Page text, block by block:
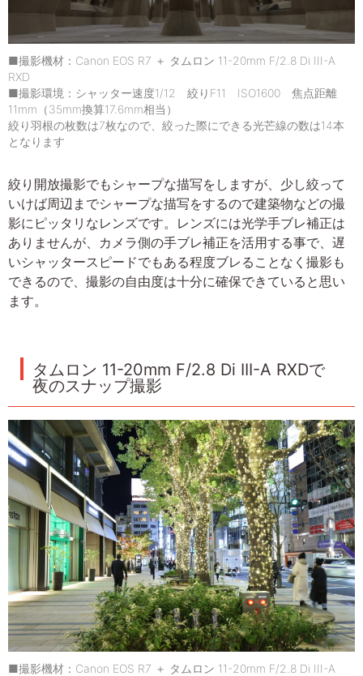
■撮影機材：Canon EOS R7 ＋ タムロン 11-20mm F/2.8 Di III-A
RXD
■撮影環境：シャッター速度1/12 絞りF11 ISO1600 焦点距離
11mm（35mm換算17.6mm相当）
絞り羽根の枚数は7枚なので、絞った際にできる光芒線の数は14本
となります
絞り開放撮影でもシャープな描写をしますが、少し絞って
いけば周辺までシャープな描写をするので建築物などの撮
影にピッタリなレンズです。レンズには光学手ブレ補正は
ありませんが、カメラ側の手ブレ補正を活用する事で、遅
いシャッタースピードでもある程度ブレることなく撮影も
できるので、撮影の自由度は十分に確保できていると思い
ます。
タムロン 11-20mm F/2.8 Di III-A RXDで
夜のスナップ撮影
■撮影機材：Canon EOS R7 ＋ タムロン 11-20mm F/2.8 Di III-A